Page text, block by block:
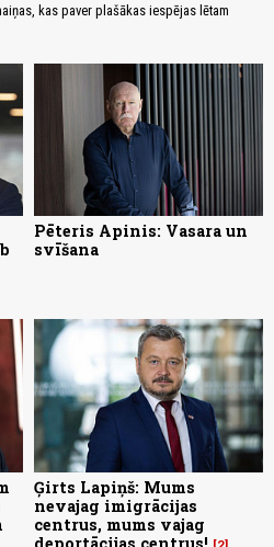
kas paver plašākas iespējas lētam
Pēteris Apinis: Vasara un
svīšana
Ģirts Lapiņš: Mums
nevajag imigrācijas
centrus, mums vajag